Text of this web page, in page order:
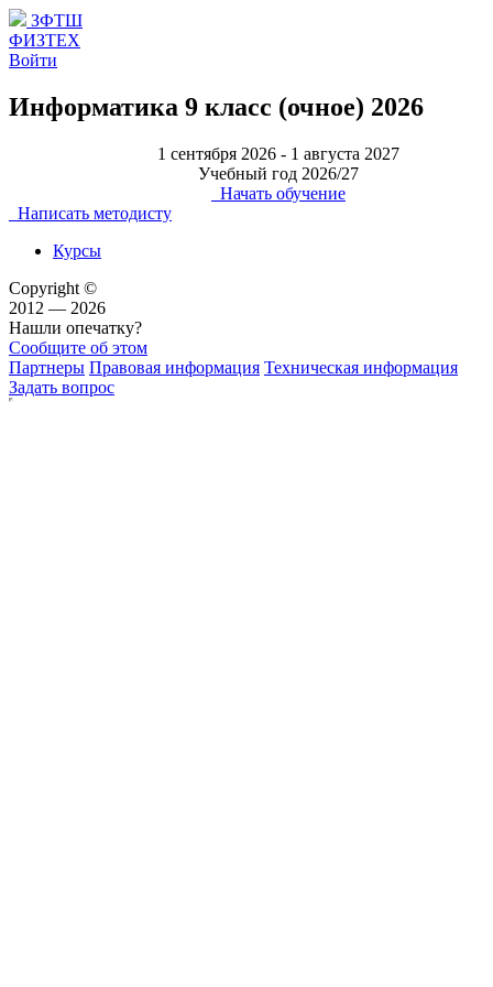
ЗФТШ
ФИЗТЕХ
Войти
Информатика 9 класс (очное) 2026
1 сентября 2026 - 1 августа 2027
Учебный год 2026/27
Начать обучение
Написать методисту
Курсы
Copyright ©
2012 — 2026
Нашли опечатку?
Сообщите об этом
Партнеры Правовая информация Техническая информация
Задать вопрос